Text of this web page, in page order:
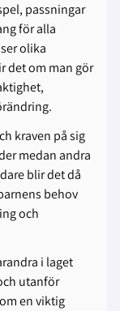
passningar
för alla
olika
det om man gör
kraven på sig
medan andra
blir det då
behov
och
i laget
utanför
en viktig